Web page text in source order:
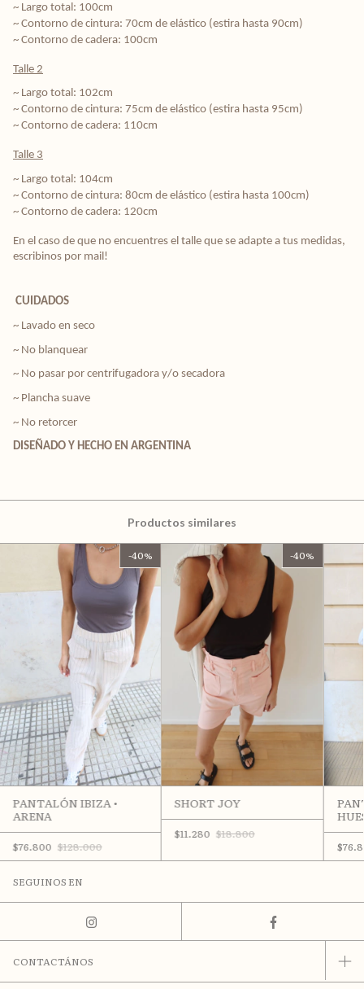
~ Largo total: 100cm
~ Contorno de cintura: 70cm de elástico (estira hasta 90cm)
~ Contorno de cadera: 100cm
Talle 2
~ Largo total: 102cm
~ Contorno de cintura: 75cm de elástico (estira hasta 95cm)
~ Contorno de cadera: 110cm
Talle 3
~ Largo total: 104cm
~ Contorno de cintura: 80cm de elástico (estira hasta 100cm)
~ Contorno de cadera: 120cm
En el caso de que no encuentres el talle que se adapte a tus medidas,
escribinos por mail!
CUIDADOS
~ Lavado en seco
~ No blanquear
~ No pasar por centrifugadora y/o secadora
~ Plancha suave
~ No retorcer
DISEÑADO Y HECHO EN ARGENTINA
Productos similares
-40%
PANTALÓN IBIZA •
ARENA
$76.800 $128.000
-40%
SHORT JOY
$11.280 $18.800
SEGUINOS EN
CONTACTÁNOS